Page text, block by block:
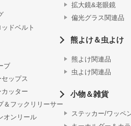
ドベルト
ブ
ップス
ッター
＆フックリリーサー
オンリール
拡大鏡&老眼鏡
偏光グラス関連品
熊よけ＆虫よけ
熊よけ関連品
虫よけ関連品
小物＆雑貨
ステッカー/ワッペ